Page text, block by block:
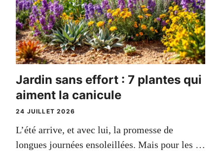
Jardin sans effort : 7 plantes qui
aiment la canicule
24 JUILLET 2026
L’été arrive, et avec lui, la promesse de
longues journées ensoleillées. Mais pour les …